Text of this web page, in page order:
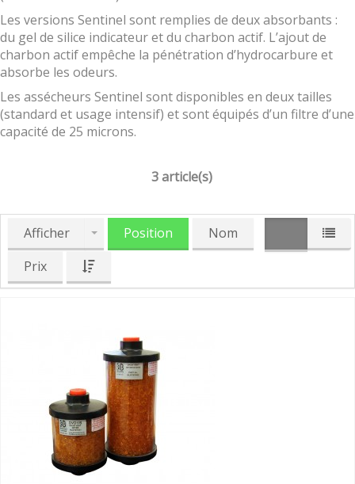
Les versions Sentinel sont remplies de deux absorbants :
du gel de silice indicateur et du charbon actif. L’ajout de
charbon actif empêche la pénétration d’hydrocarbure et
absorbe les odeurs.
Les assécheurs Sentinel sont disponibles en deux tailles
(standard et usage intensif) et sont équipés d’un filtre d’une
capacité de 25 microns.
3 article(s)
Afficher Position
Nom
Prix